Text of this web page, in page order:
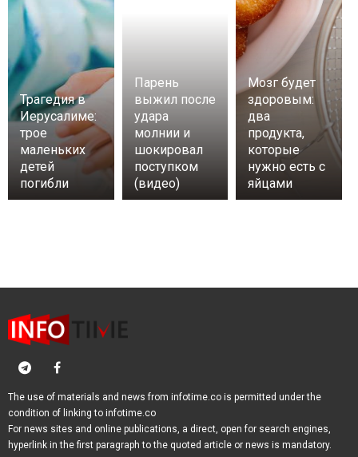
Трагедия в
Иерусалиме:
трое
маленьких
детей
погибли
Парень
выжил после
удара
молнии и
шокировал
поступком
(видео)
Мозг будет
здоровым:
два
продукта,
которые
нужно есть с
яйцами
The use of materials and news from infotime.co is permitted under the
condition of linking to infotime.co
For news sites and online publications, a direct, open for search engines,
hyperlink in the first paragraph to the quoted article or news is mandatory.